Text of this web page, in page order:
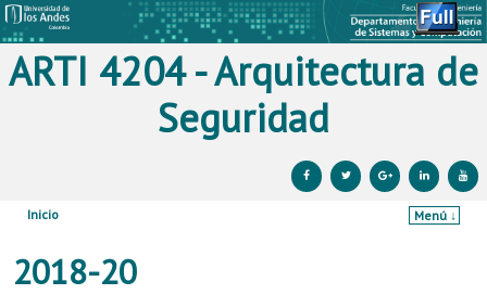
ARTI 4204 - Arquitectura de
Seguridad
Inicio
Menú ↓
2018-20